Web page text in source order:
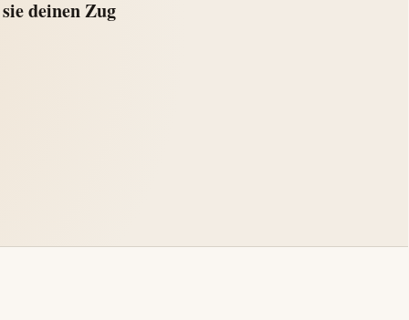
deinen Zug